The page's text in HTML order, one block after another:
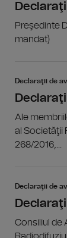
Preşedinte
mandat)
Declaraţii de
Ale
al Societăţii
268/2016,...
Declaraţii de
Consiliul de